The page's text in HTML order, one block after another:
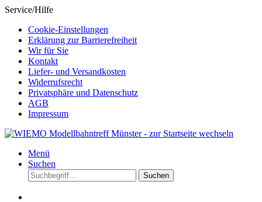
Service/Hilfe
Cookie-Einstellungen
Erklärung zur Barrierefreiheit
Wir für Sie
Kontakt
Liefer- und Versandkosten
Widerrufsrecht
Privatsphäre und Datenschutz
AGB
Impressum
Menü
Suchen
Suchen